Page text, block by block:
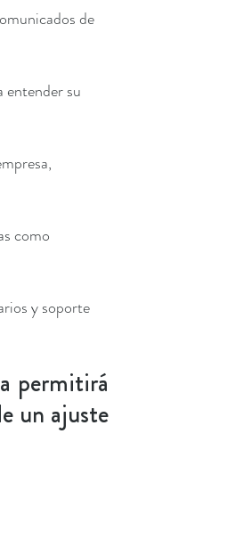
de
entender su
como
y soporte
permitirá
un ajuste